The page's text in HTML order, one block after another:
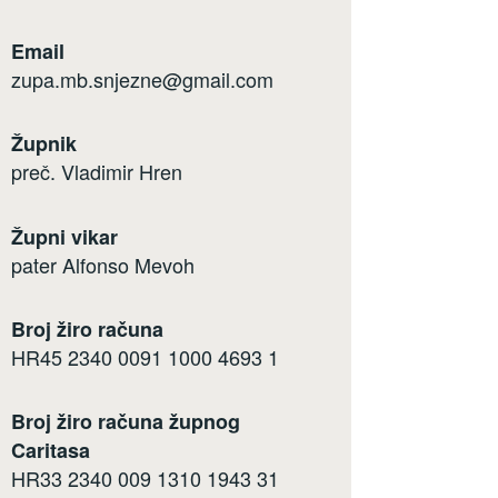
Email
zupa.mb.snjezne@gmail.com
Župnik
preč. Vladimir Hren
Župni vikar
pater Alfonso Mevoh
Broj žiro računa
HR45 2340 0091 1000 4693 1
Broj žiro računa župnog
Caritasa
HR33 2340 009 1310 1943 31